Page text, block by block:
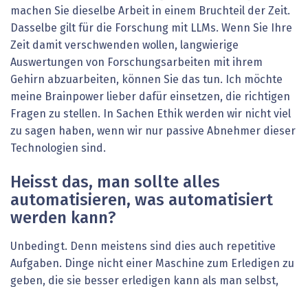
machen Sie dieselbe Arbeit in einem Bruchteil der Zeit.
Dasselbe gilt für die Forschung mit LLMs. Wenn Sie Ihre
Zeit damit verschwenden wollen, langwierige
Auswertungen von Forschungsarbeiten mit ihrem
Gehirn abzuarbeiten, können Sie das tun. Ich möchte
meine Brainpower lieber dafür einsetzen, die richtigen
Fragen zu stellen. In Sachen Ethik werden wir nicht viel
zu sagen haben, wenn wir nur passive Abnehmer dieser
Technologien sind.
Heisst das, man sollte alles
automatisieren, was automatisiert
werden kann?
Unbedingt. Denn meistens sind dies auch repetitive
Aufgaben. Dinge nicht einer Maschine zum Erledigen zu
geben, die sie besser erledigen kann als man selbst,